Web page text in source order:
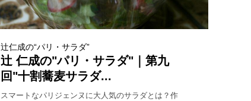
辻仁成の“パリ・サラダ”
辻 仁成の"パリ・サラダ"｜第九
回"十割蕎麦サラダ...
スマートなパリジェンヌに大人気のサラダとは？作